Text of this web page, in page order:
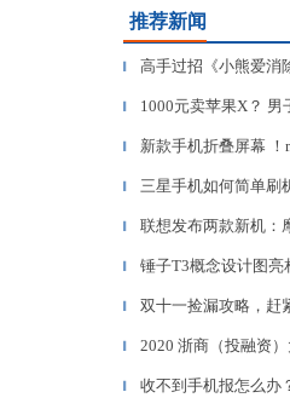
推荐新闻
▎ 高手过招《小熊爱消
▎ 1000元卖苹果X？
▎ 新款手机折叠屏幕
▎ 三星手机如何简单刷
▎ 联想发布两款新机：
▎ 锤子T3概念设计图亮
▎ 双十一捡漏攻略，赶
▎ 2020 浙商（投融资
▎ 收不到手机报怎么办